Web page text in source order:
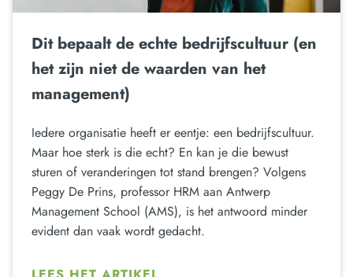
Dit bepaalt de echte bedrijfscultuur (en
het zijn niet de waarden van het
management)
Iedere organisatie heeft er eentje: een bedrijfscultuur.
Maar hoe sterk is die echt? En kan je die bewust
sturen of veranderingen tot stand brengen? Volgens
Peggy De Prins, professor HRM aan Antwerp
Management School (AMS), is het antwoord minder
evident dan vaak wordt gedacht.